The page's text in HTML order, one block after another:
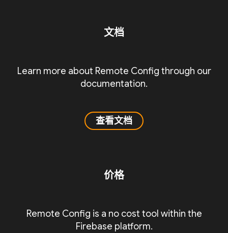
文档
Learn more about Remote Config through our
documentation.
查看文档
价格
Remote Config is a no cost tool within the
Firebase platform.